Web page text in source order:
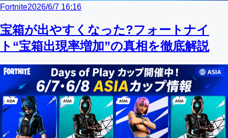
Fortnite2026/6/7 16:16
宝箱が出やすくなった?フォートナイ
ト“宝箱出現率増加”の真相を徹底解説